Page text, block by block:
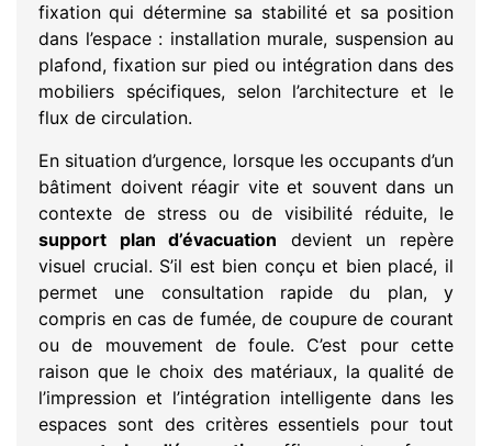
fixation qui détermine sa stabilité et sa position
dans l’espace : installation murale, suspension au
plafond, fixation sur pied ou intégration dans des
mobiliers spécifiques, selon l’architecture et le
flux de circulation.
En situation d’urgence, lorsque les occupants d’un
bâtiment doivent réagir vite et souvent dans un
contexte de stress ou de visibilité réduite, le
support plan d’évacuation devient un repère
visuel crucial. S’il est bien conçu et bien placé, il
permet une consultation rapide du plan, y
compris en cas de fumée, de coupure de courant
ou de mouvement de foule. C’est pour cette
raison que le choix des matériaux, la qualité de
l’impression et l’intégration intelligente dans les
espaces sont des critères essentiels pour tout